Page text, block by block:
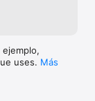
ejemplo,
uses. Más